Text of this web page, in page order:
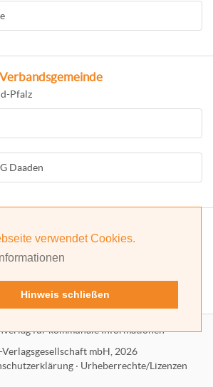
verwendet Cookies.
Hinweis schließen
Pfalz
Daaden
Verlagsgesellschaft mbH, 2026
· Urheberrechte/Lizenzen